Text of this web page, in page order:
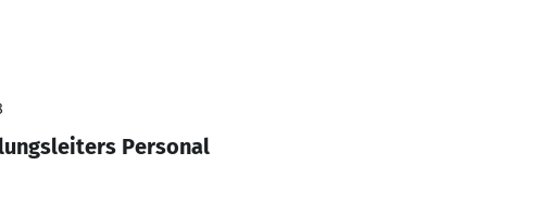
Personal